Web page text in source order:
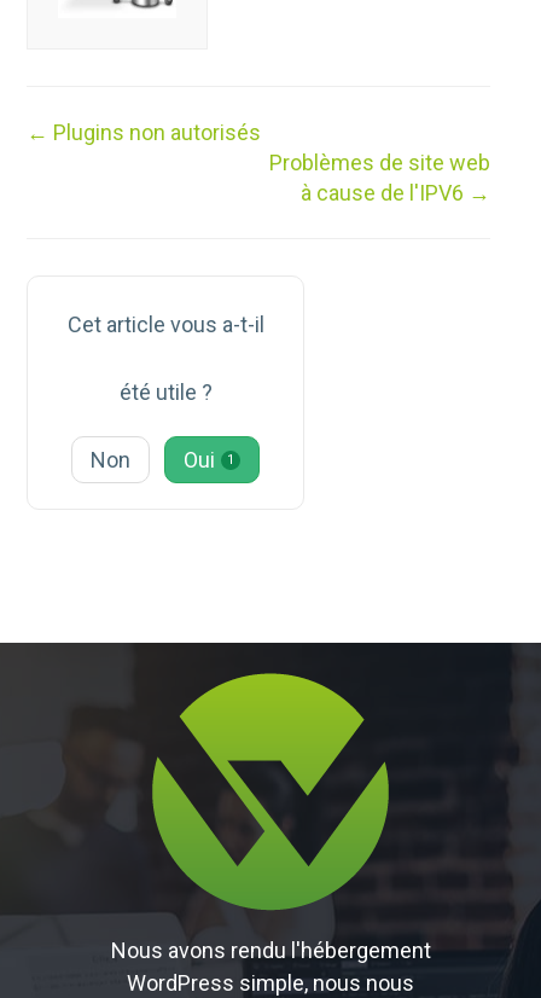
Navigation
← Plugins non autorisés
Problèmes de site web
à cause de l'IPV6 →
Cet article vous a-t-il
été utile ?
Non Oui 1
Nous avons rendu l'hébergement
WordPress simple, nous nous